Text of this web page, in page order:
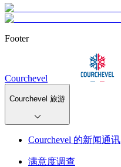
Footer
Courchevel
Courchevel 旅游
Courchevel 的新闻通讯
满意度调查